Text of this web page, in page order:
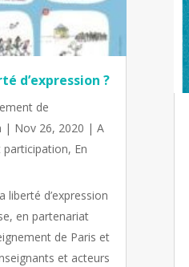
d’expression ?
de
| Nov 26, 2020 |A
participation, En
liberté d’expression
en partenariat
de Paris et
et acteurs